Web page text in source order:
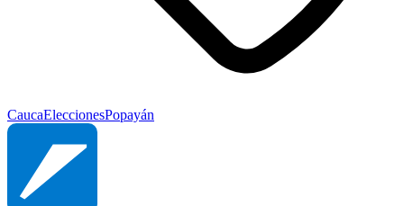
CaucaEleccionesPopayán